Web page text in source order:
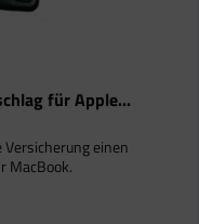
für Apple...
einen
MacBook.